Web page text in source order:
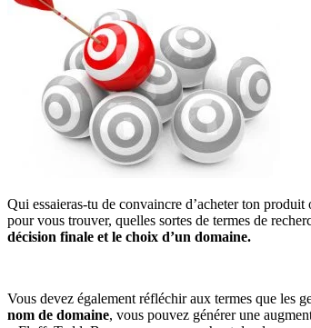
Qui essaieras-tu de convaincre d’acheter ton
pour vous trouver, quelles sortes de termes de
décision finale et le choix d’un domaine.
Vous devez également réfléchir aux termes que les
nom de domaine, vous pouvez générer une